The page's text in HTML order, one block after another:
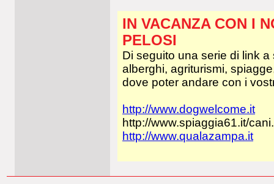
IN VACANZA CON I
PELOSI
Di seguito una serie di link
alberghi, agriturismi,
dove poter andare con i
http://www.dogwelcome.it
http://www.spiaggia61.it/
http://www.qualazampa.it